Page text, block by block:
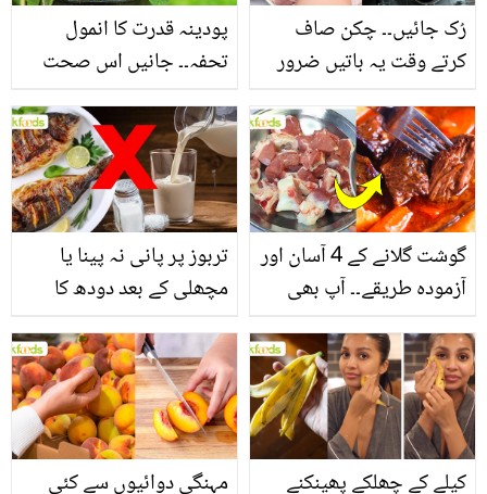
پودینہ قدرت کا انمول
تحفہ۔۔ جانیں اس صحت
انگیز طبی فوائد
رُک جائیں۔۔ چکن صاف
کرتے وقت یہ باتیں ضرور
تربوز پر پانی نہ پینا یا
مچھلی کے بعد دودھ کا
سے متعلق غلط فہمیوں کی
حقیقت کیا ہے اور افواہ
کیا؟
گوشت گلانے کے 4 آسان اور
آزمودہ طریقے۔۔ آپ بھی
بتائے راز
مہنگی دوائیوں سے کئی
کیلے کے چھلکے پھینکنے